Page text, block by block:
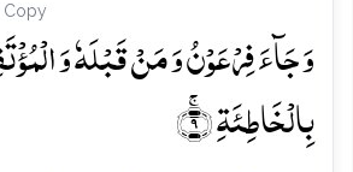
Copy
وَ جَآءَ فِرۡعَوۡنُ وَ مَنۡ قَبۡلَہٗ وَ
بِالۡخَاطِئَۃِ ۚ﴿۹﴾